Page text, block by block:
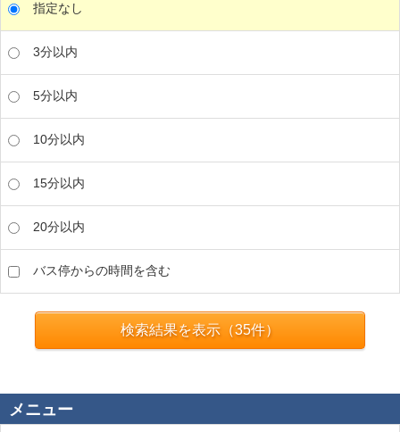
指定なし
3分以内
5分以内
10分以内
15分以内
20分以内
バス停からの時間を含む
検索結果を表示（35件）
メニュー